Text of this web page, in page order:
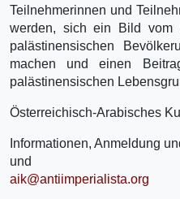
Teilnehmerinnen und
werden, sich ein Bild vom
palästinensischen
machen und einen
palästinensischen
Österreichisch-Arabisches
Informationen, Anmeldung
und
aik@antiimperialista.org